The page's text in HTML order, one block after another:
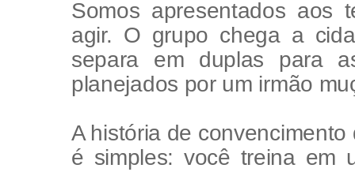
Somos apresentados aos
agir. O grupo chega a
separa em duplas para
planejados por um irmão
A história de
é simples: você treina em